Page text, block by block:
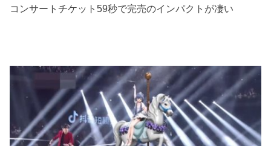
コンサートチケット59秒で完売のインパクトが凄い